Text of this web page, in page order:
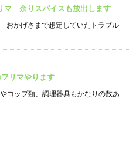
マ 余りスパイスも放出します
おかげさまで想定していたトラブル
リマやります
コップ類、調理器具もかなりの数あ